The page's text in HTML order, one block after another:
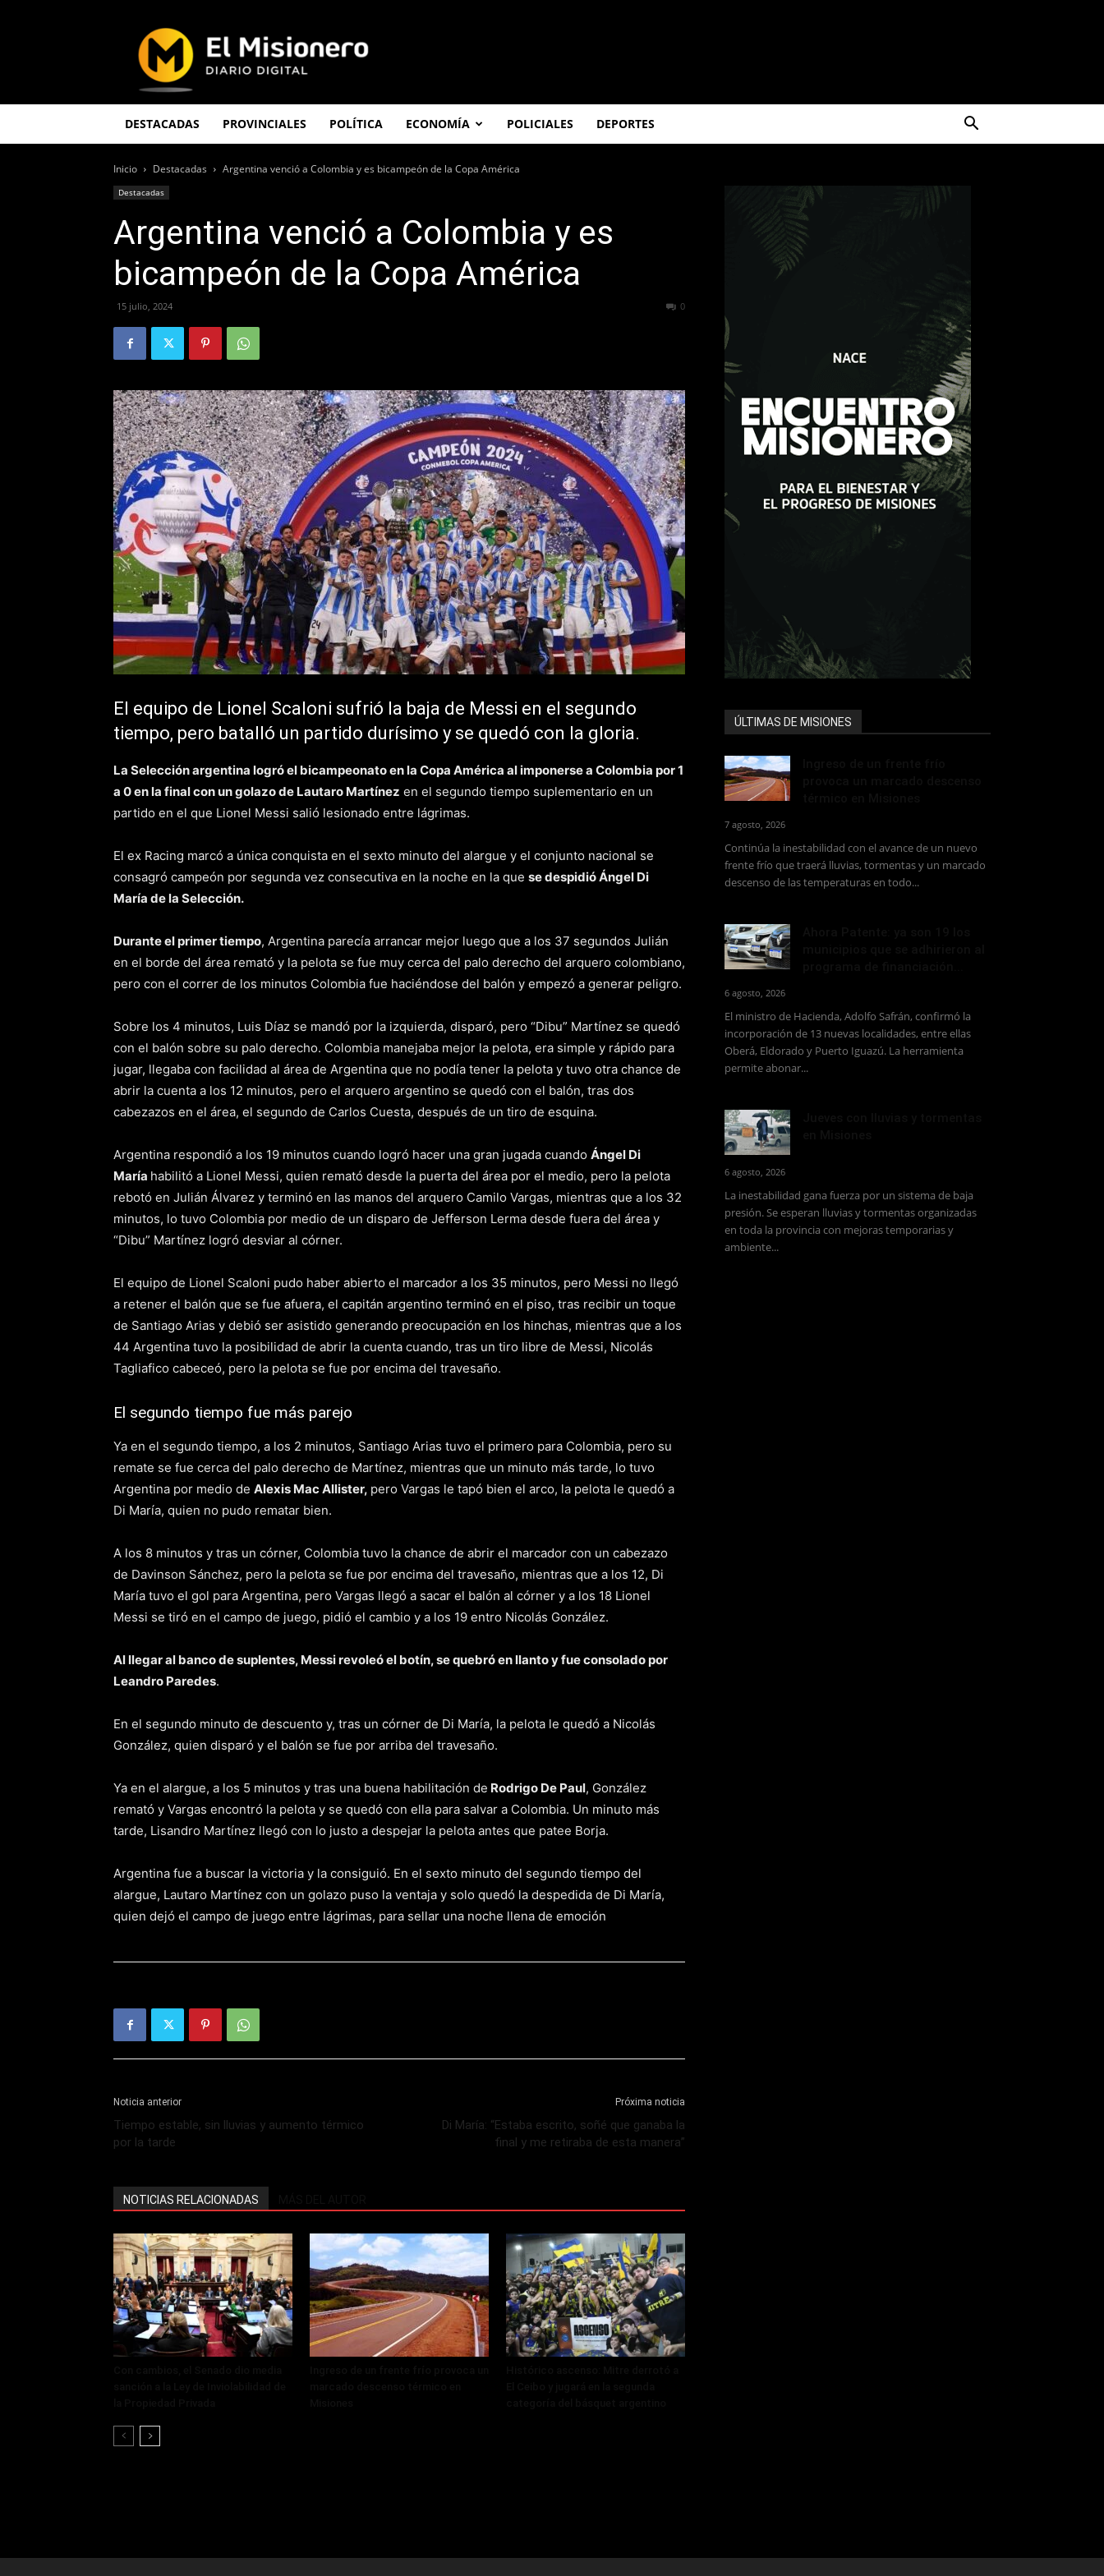
Misionero
DESTACADAS PROVINCIALES POLÍTICA ECONOMÍA POLICIALES DEPORTES
Inicio Destacadas Argentina venció a Colombia y es bicampeón de la Copa América
Destacadas
Argentina venció a Colombia y es
bicampeón de la Copa América
15 julio, 2024 0
El equipo de Lionel Scaloni sufrió la baja de Messi en el segundo
tiempo, pero batalló un partido durísimo y se quedó con la gloria.
La Selección argentina logró el bicampeonato en la Copa América al imponerse a Colombia por 1
a 0 en la final con un golazo de Lautaro Martínez en el segundo tiempo suplementario en un
partido en el que Lionel Messi salió lesionado entre lágrimas.
El ex Racing marcó a única conquista en el sexto minuto del alargue y el conjunto nacional se
consagró campeón por segunda vez consecutiva en la noche en la que se despidió Ángel Di
María de la Selección.
Durante el primer tiempo, Argentina parecía arrancar mejor luego que a los 37 segundos Julián
en el borde del área remató y la pelota se fue muy cerca del palo derecho del arquero colombiano,
pero con el correr de los minutos Colombia fue haciéndose del balón y empezó a generar peligro.
Sobre los 4 minutos, Luis Díaz se mandó por la izquierda, disparó, pero “Dibu” Martínez se quedó
con el balón sobre su palo derecho. Colombia manejaba mejor la pelota, era simple y rápido para
jugar, llegaba con facilidad al área de Argentina que no podía tener la pelota y tuvo otra chance de
abrir la cuenta a los 12 minutos, pero el arquero argentino se quedó con el balón, tras dos
cabezazos en el área, el segundo de Carlos Cuesta, después de un tiro de esquina.
Argentina respondió a los 19 minutos cuando logró hacer una gran jugada cuando Ángel Di
María habilitó a Lionel Messi, quien remató desde la puerta del área por el medio, pero la pelota
rebotó en Julián Álvarez y terminó en las manos del arquero Camilo Vargas, mientras que a los 32
minutos, lo tuvo Colombia por medio de un disparo de Jefferson Lerma desde fuera del área y
“Dibu” Martínez logró desviar al córner.
El equipo de Lionel Scaloni pudo haber abierto el marcador a los 35 minutos, pero Messi no llegó
a retener el balón que se fue afuera, el capitán argentino terminó en el piso, tras recibir un toque
de Santiago Arias y debió ser asistido generando preocupación en los hinchas, mientras que a los
44 Argentina tuvo la posibilidad de abrir la cuenta cuando, tras un tiro libre de Messi, Nicolás
Tagliafico cabeceó, pero la pelota se fue por encima del travesaño.
El segundo tiempo fue más parejo
Ya en el segundo tiempo, a los 2 minutos, Santiago Arias tuvo el primero para Colombia, pero su
remate se fue cerca del palo derecho de Martínez, mientras que un minuto más tarde, lo tuvo
Argentina por medio de Alexis Mac Allister, pero Vargas le tapó bien el arco, la pelota le quedó a
Di María, quien no pudo rematar bien.
A los 8 minutos y tras un córner, Colombia tuvo la chance de abrir el marcador con un cabezazo
de Davinson Sánchez, pero la pelota se fue por encima del travesaño, mientras que a los 12, Di
María tuvo el gol para Argentina, pero Vargas llegó a sacar el balón al córner y a los 18 Lionel
Messi se tiró en el campo de juego, pidió el cambio y a los 19 entro Nicolás González.
Al llegar al banco de suplentes, Messi revoleó el botín, se quebró en llanto y fue consolado por
Leandro Paredes.
En el segundo minuto de descuento y, tras un córner de Di María, la pelota le quedó a Nicolás
González, quien disparó y el balón se fue por arriba del travesaño.
Ya en el alargue, a los 5 minutos y tras una buena habilitación de Rodrigo De Paul, González
remató y Vargas encontró la pelota y se quedó con ella para salvar a Colombia. Un minuto más
tarde, Lisandro Martínez llegó con lo justo a despejar la pelota antes que patee Borja.
Argentina fue a buscar la victoria y la consiguió. En el sexto minuto del segundo tiempo del
alargue, Lautaro Martínez con un golazo puso la ventaja y solo quedó la despedida de Di María,
quien dejó el campo de juego entre lágrimas, para sellar una noche llena de emoción
Noticia anterior
Tiempo estable, sin lluvias y aumento térmico
por la tarde
Próxima noticia
Di María: “Estaba escrito, soñé que ganaba la
final y me retiraba de esta manera”
NOTICIAS RELACIONADAS
ÚLTIMAS DE MISIONES
7 agosto, 2026
Continúa la inestabilidad con el avance de un nuevo
frente frío que traerá lluvias, tormentas y un marcado
descenso de las temperaturas en todo...
6 agosto, 2026
El ministro de Hacienda, Adolfo Safrán, confirmó la
incorporación de 13 nuevas localidades, entre ellas
Oberá, Eldorado y Puerto Iguazú. La herramienta
permite abonar...
6 agosto, 2026
La inestabilidad gana fuerza por un sistema de baja
presión. Se esperan lluvias y tormentas organizadas
en toda la provincia con mejoras temporarias y
ambiente...